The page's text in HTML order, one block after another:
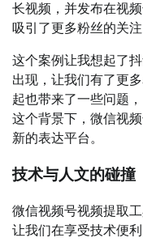
长视频，并发布在视
吸引了更多粉丝的关注
这个案例让我想起了
出现，让我们有了更
起也带来了一些问题
这个背景下，微信视
新的表达平台。
技术与人文的碰撞
微信视频号视频提取
让我们在享受技术便